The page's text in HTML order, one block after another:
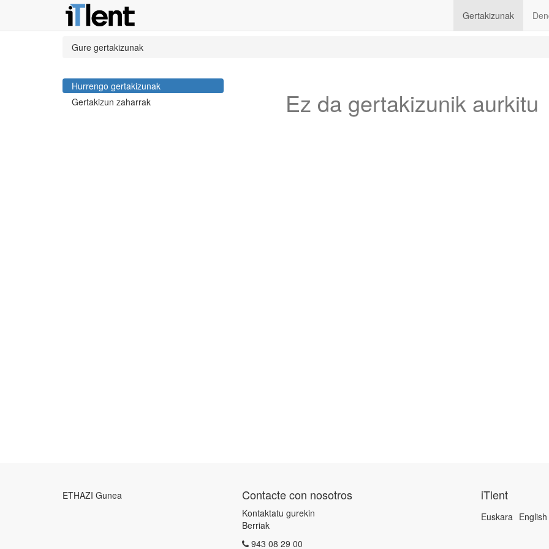
Gertakizunak
Gure gertakizunak
Hurrengo gertakizunak
Gertakizun zaharrak
Ez da gertakizunik aurkitu
ETHAZI Gunea Contacte con nosotros
Kontaktatu gurekin
Berriak
943 08 29 00
iTlent
Euskara English